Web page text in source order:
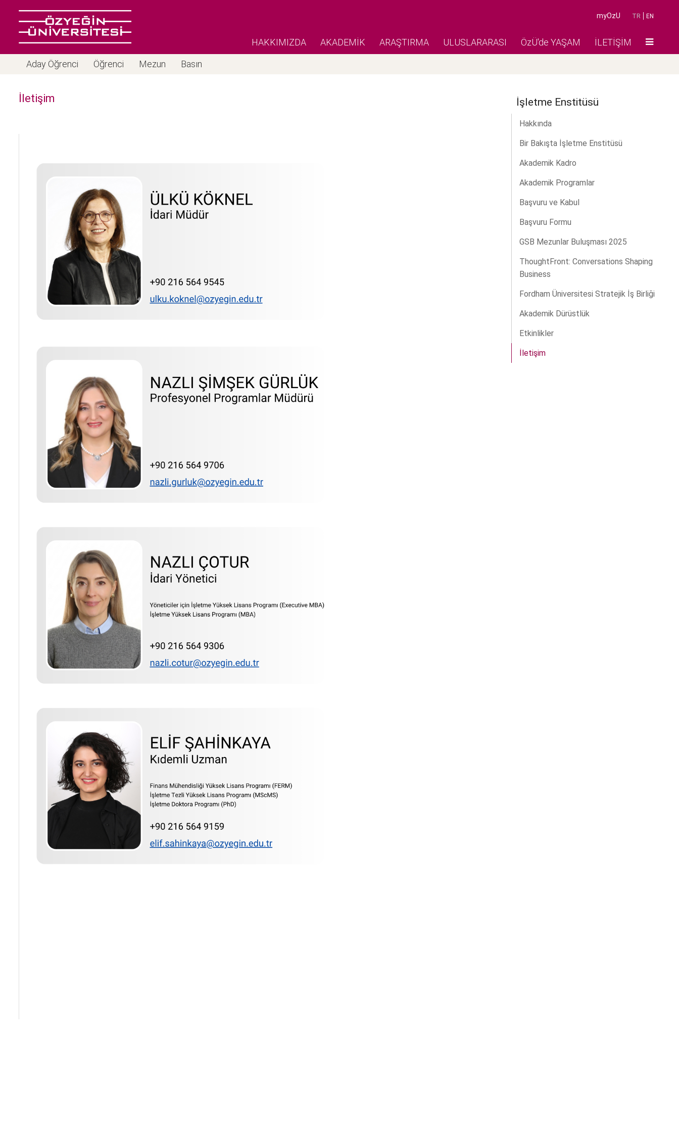
TR EN
myOzU
HAKKIMIZDA AKADEMİK ARAŞTIRMA ULUSLARARASI ÖzÜ'de YAŞAM İLETİŞİM
Aday Öğrenci Öğrenci Mezun Basın
İletişim İşletme Enstitüsü
Hakkında
Bir Bakışta İşletme Enstitüsü
Akademik Kadro
Akademik Programlar
Başvuru ve Kabul
Başvuru Formu
GSB Mezunlar Buluşması 2025
ThoughtFront: Conversations Shaping
Business
Fordham Üniversitesi Stratejik İş Birliği
Akademik Dürüstlük
Etkinlikler
İletişim